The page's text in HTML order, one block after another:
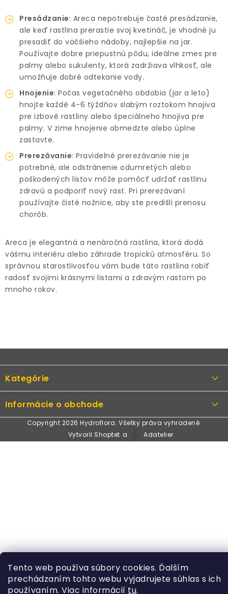
Tento web používa súbory cookies. Ďalším
prechádzaním tohto webu vyjadrujete súhlas s ich
používaním. Viac informácií tu.
Presádzanie: Areca nepotrebuje časté presádzanie,
ale keď rastlina prerastie svoj kvetináč, je vhodné ju
presadiť do väčšieho nádoby, najlepšie na jar.
Používajte dobre priepustnú pôdu, ideálne zmes pre
palmy alebo sukulenty, ktorá zadržiava vlhkosť, ale
umožňuje dobré odtekanie vody.
Hnojenie: Počas vegetačného obdobia (jar a leto)
hnojte každé 4-6 týždňov slabým roztokom hnojiva
pre izbové rastliny alebo špeciálneho hnojiva pre
palmy. V zime hnojenie obmedzte alebo úplne
zastavte.
Prerezávanie: Pravidelné prerezávanie nie je
potrebné, ale odstránenie odumretých alebo
poškodených listov môže pomôcť udržať rastlinu
zdravú a podporiť nový rast. Pri prerezávaní
používajte čisté nožnice, aby ste predišli prenosu
chorôb.
Areca je elegantná a nenáročná rastlina, ktorá dodá
vášmu interiéru alebo záhrade tropickú atmosféru. So
správnou starostlivosťou vám bude táto rastlina robiť
radosť svojimi krásnymi listami a zdravým rastom po
mnoho rokov.
á
p
ä
e
Kategórie
Rastliny
Kvetináče, črepníky
Informácie o obchode
Obchodné podmienky
Podmienky ochrany osobných údajov
Vytvoril Shoptet a Adatelier
Copyright 2026 Hydroflora. Všetky práva vyhradené.